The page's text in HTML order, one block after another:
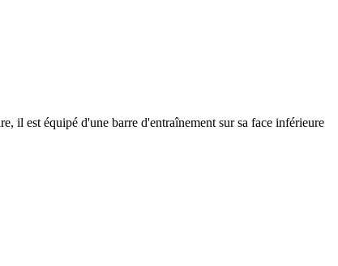
il est équipé d'une barre d'entraînement sur sa face inférieure